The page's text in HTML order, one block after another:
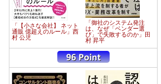
「【小さな会社】 ネット
通販 億超えのルール」西
村 公児
「御社のシステム発注
は、なぜ「ベンダー選
び」で失敗するのか」田
村 昇平